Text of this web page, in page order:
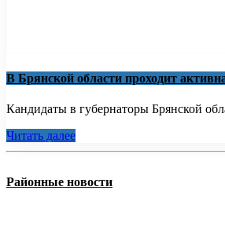
В Брянской области проходит
Кандидаты в губернаторы Брянской
Читать далее
Районные новости